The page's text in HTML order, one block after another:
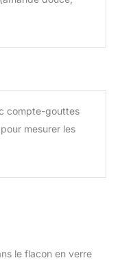
compte-gouttes
mesurer les
le flacon en verre